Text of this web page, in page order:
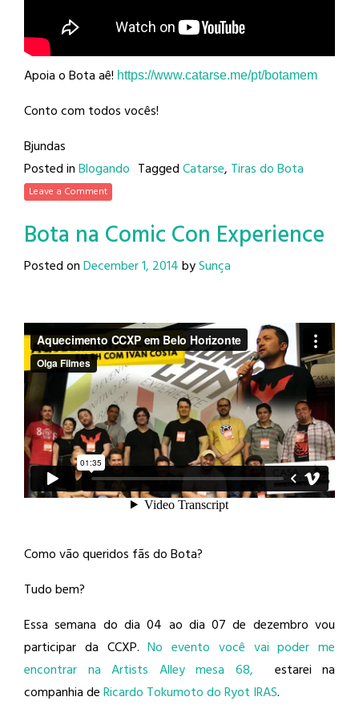
Apoia o Bota aê! https://www.catarse.me/pt/botamem
Conto com todos vocês!
Bjundas
Posted inBlogando TaggedCatarse, Tiras do Bota
Leave a Comment
Bota na Comic Con Experience
Posted onDecember 1, 2014bySunça
Como vão queridos fãs do Bota?
Tudo bem?
Essa semana do dia 04 ao dia 07 de dezembro vou
participar da CCXP.No evento você vai poder me
encontrar na Artists Alley mesa 68, estarei na
companhia deRicardo Tokumoto do Ryot IRAS.